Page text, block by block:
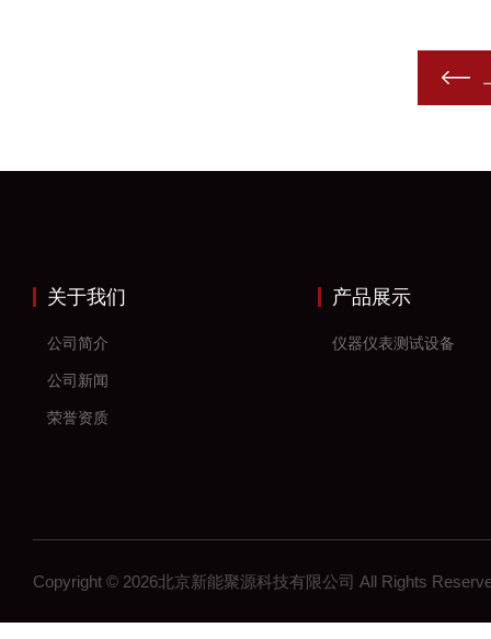
关于我们
公司简介
公司新闻
荣誉资质
产品展示
仪器仪表测试设备
Copyright © 2026北京新能聚源科技有限公司 All Rights